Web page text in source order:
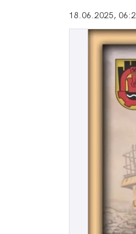
18.06.2025,